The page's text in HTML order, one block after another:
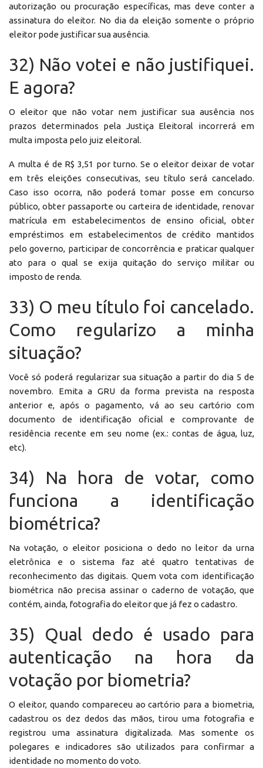
autorização ou procuração específicas, mas deve conter a
assinatura do eleitor. No dia da eleição somente o próprio
eleitor pode justificar sua ausência.
32) Não votei e não justifiquei.
E agora?
O eleitor que não votar nem justificar sua ausência nos
prazos determinados pela Justiça Eleitoral incorrerá em
multa imposta pelo juiz eleitoral.
A multa é de R$ 3,51 por turno. Se o eleitor deixar de votar
em três eleições consecutivas, seu título será cancelado.
Caso isso ocorra, não poderá tomar posse em concurso
público, obter passaporte ou carteira de identidade, renovar
matrícula em estabelecimentos de ensino oficial, obter
empréstimos em estabelecimentos de crédito mantidos
pelo governo, participar de concorrência e praticar qualquer
ato para o qual se exija quitação do serviço militar ou
imposto de renda.
33) O meu título foi cancelado.
Como regularizo a minha
situação?
Você só poderá regularizar sua situação a partir do dia 5 de
novembro. Emita a GRU da forma prevista na resposta
anterior e, após o pagamento, vá ao seu cartório com
documento de identificação oficial e comprovante de
residência recente em seu nome (ex.: contas de água, luz,
etc).
34) Na hora de votar, como
funciona a identificação
biométrica?
Na votação, o eleitor posiciona o dedo no leitor da urna
eletrônica e o sistema faz até quatro tentativas de
reconhecimento das digitais. Quem vota com identificação
biométrica não precisa assinar o caderno de votação, que
contém, ainda, fotografia do eleitor que já fez o cadastro.
35) Qual dedo é usado para
autenticação na hora da
votação por biometria?
O eleitor, quando compareceu ao cartório para a biometria,
cadastrou os dez dedos das mãos, tirou uma fotografia e
registrou uma assinatura digitalizada. Mas somente os
polegares e indicadores são utilizados para confirmar a
identidade no momento do voto.